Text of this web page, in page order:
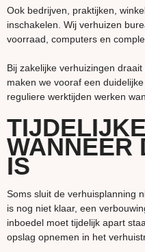
Ook bedrijven, praktijken,
inschakelen. Wij verhuizen
voorraad, computers en
Bij zakelijke verhuizingen
maken we vooraf een
reguliere werktijden werken
WANNEER
IS
Soms sluit de verhuisplanning
is nog niet klaar, een
inboedel moet tijdelijk apart
opslag opnemen in het